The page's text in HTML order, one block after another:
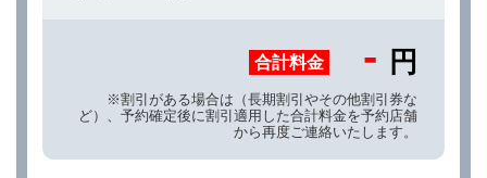
合計料金 - 円
※割引がある場合は（長期割引やその他割引券な
ど）、予約確定後に割引適用した合計料金を予約店舗
から再度ご連絡いたします。